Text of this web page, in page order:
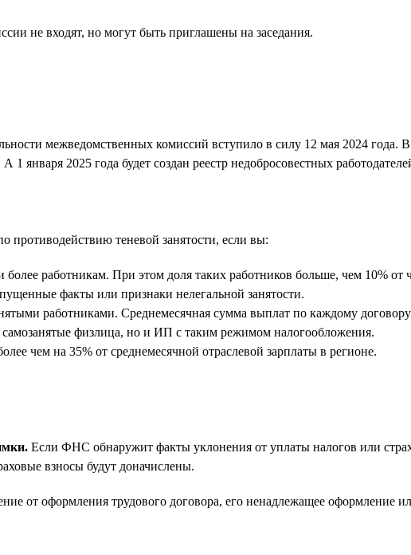
не входят, но могут быть приглашены на заседания.
межведомственных комиссий вступило в силу 12 мая 2024 года.
января 2025 года будет создан реестр недобросовестных
теневой занятости, если вы:
работникам. При этом доля таких работников больше, чем 10% от
факты или признаки нелегальной занятости.
работниками. Среднемесячная сумма выплат по каждому
самозанятые физлица, но и ИП с таким режимом налогообложения.
чем на 35% от среднемесячной отраслевой зарплаты в регионе.
Если ФНС обнаружит факты уклонения от уплаты налогов или
взносы будут доначислены.
от оформления трудового договора, его ненадлежащее оформление